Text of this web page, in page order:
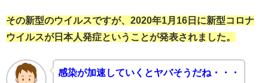
その新型のウイルスですが、2020年1月16日に新型コロナ
ウイルスが日本人発症ということが発表されました。
感染が加速していくとヤバそうだね・・・